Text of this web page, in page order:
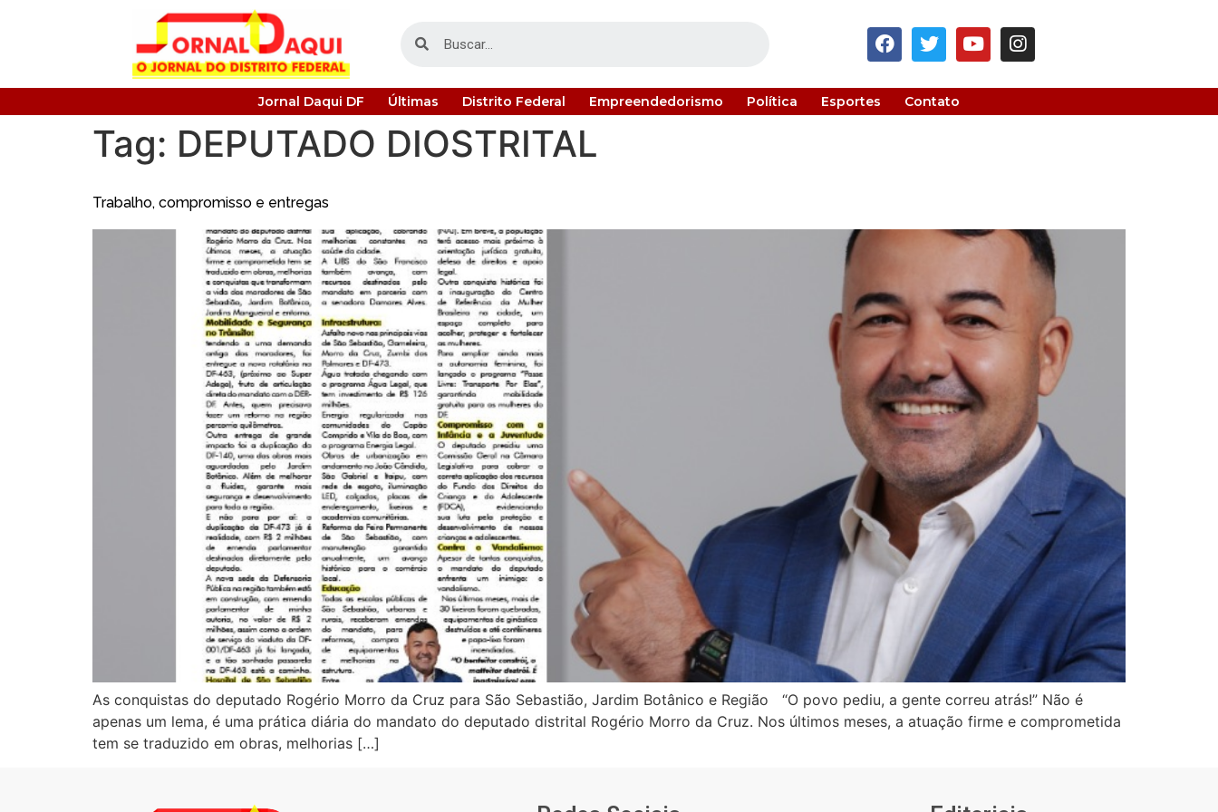
Jornal Daqui DF Últimas Distrito Federal Empreendedorismo Política Esportes Contato
Tag: DEPUTADO DIOSTRITAL
Trabalho, compromisso e entregas
As conquistas do deputado Rogério Morro da Cruz para São Sebastião, Jardim Botânico e Região “O povo pediu, a gente correu atrás!” Não é
apenas um lema, é uma prática diária do mandato do deputado distrital Rogério Morro da Cruz. Nos últimos meses, a atuação firme e comprometida
tem se traduzido em obras, melhorias […]